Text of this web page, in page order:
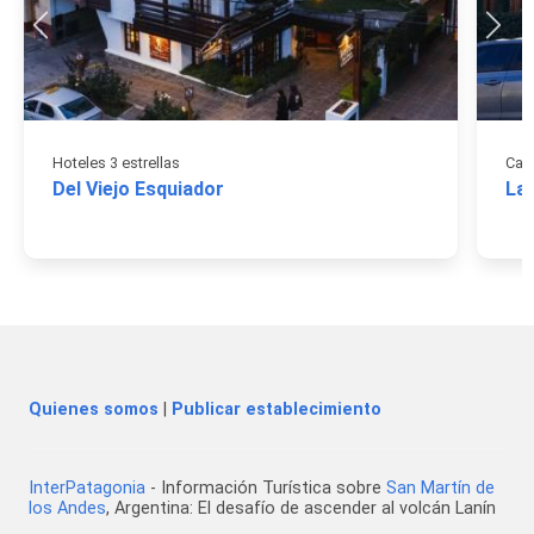
Hoteles 3 estrellas
Del Viejo Esquiador La
Quienes somos Publicar establecimiento
InterPatagonia - Información Turística sobre San Martín de
los Andes, Argentina: El desafío de ascender al volcán Lanín